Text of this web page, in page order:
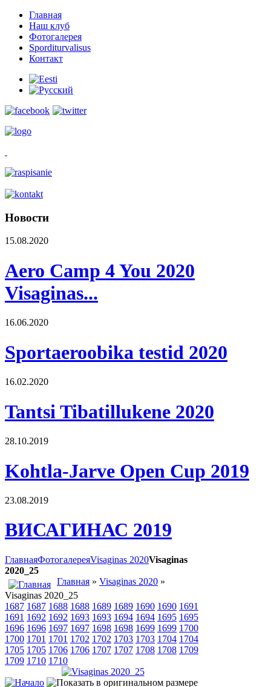
Главная
Наш клуб
Фотогалерея
Sporditurvalisus
Контакт
Новости
15.08.2020
Aero Camp 4 You 2020
Visaginas...
16.06.2020
Sportaeroobika testid 2020
16.02.2020
Tantsi Tibatillukene 2020
28.10.2019
Kohtla-Jarve Open Cup 2019
23.08.2019
ВИСАГИНАС 2019
ГлавнаяФотогалереяVisaginas 2020Visaginas
2020_25
Главная » Visaginas 2020 »
Visaginas 2020_25
1687 1687 1688 1688 1689 1689 1690 1690 1691
1691 1692 1692 1693 1693 1694 1694 1695 1695
1696 1696 1697 1697 1698 1698 1699 1699 1700
1700 1701 1701 1702 1702 1703 1703 1704 1704
1705 1705 1706 1706 1707 1707 1708 1708 1709
1709 1710 1710